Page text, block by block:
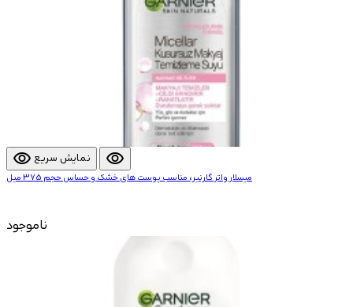
visibility نمایش سریع visibility
میسلار واتر گارنیر، مناسب پوست های خشک و حساس حجم 375 میل
ناموجود